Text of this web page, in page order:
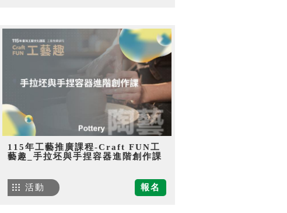
115年工藝推廣課程-Craft FUN工
藝趣_手拉坯與手捏容器進階創作課
報名
活動